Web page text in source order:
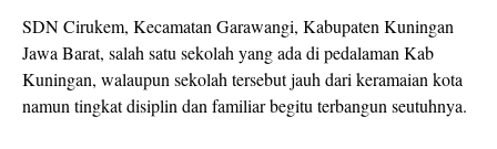
SDN Cirukem, Kecamatan Garawangi, Kabupaten Kuningan
Jawa Barat, salah satu sekolah yang ada di pedalaman Kab
Kuningan, walaupun sekolah tersebut jauh dari keramaian kota
namun tingkat disiplin dan familiar begitu terbangun seutuhnya.